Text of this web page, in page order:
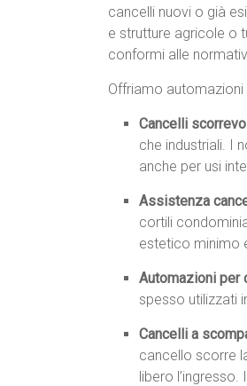
cancelli nuovi o già
e strutture agricole o
conformi alle
Offriamo automazioni
Cancelli
che industriali. I
anche per usi
Assistenza
cortili
estetico minimo
Automazioni per
spesso utilizzati
Cancelli a
cancello scorre
libero